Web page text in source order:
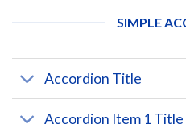
SIMPLE
Accordion Title
Accordion Item 1 Title